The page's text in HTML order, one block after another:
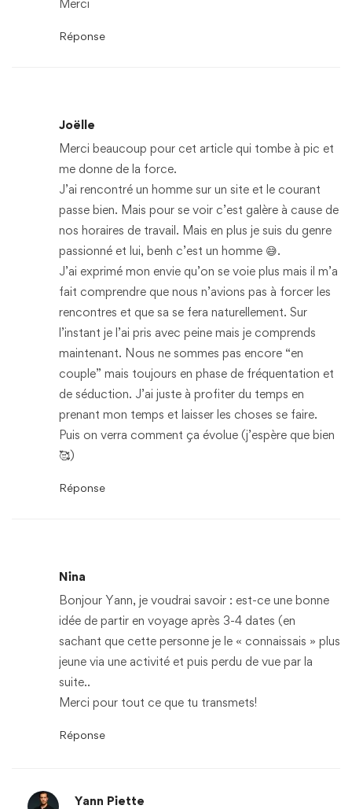
Merci
Réponse
Joëlle
Merci beaucoup pour cet article qui tombe à pic et
me donne de la force.
J’ai rencontré un homme sur un site et le courant
passe bien. Mais pour se voir c’est galère à cause de
nos horaires de travail. Mais en plus je suis du genre
passionné et lui, benh c’est un homme 😅.
J’ai exprimé mon envie qu’on se voie plus mais il m’a
fait comprendre que nous n’avions pas à forcer les
rencontres et que sa se fera naturellement. Sur
l’instant je l’ai pris avec peine mais je comprends
maintenant. Nous ne sommes pas encore “en
couple” mais toujours en phase de fréquentation et
de séduction. J’ai juste à profiter du temps en
prenant mon temps et laisser les choses se faire.
Puis on verra comment ça évolue (j’espère que bien
🥰)
Réponse
Nina
Bonjour Yann, je voudrai savoir : est-ce une bonne
idée de partir en voyage après 3-4 dates (en
sachant que cette personne je le « connaissais » plus
jeune via une activité et puis perdu de vue par la
suite..
Merci pour tout ce que tu transmets!
Réponse
Yann Piette